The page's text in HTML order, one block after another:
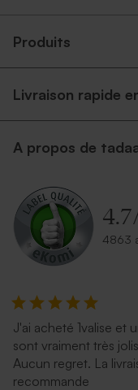
Enveloppe carrée fête
Enveloppe carrée
un rabat droit
Produits
Livraison rapide
A propos de
4.7
4863
J'ai acheté 1valise et
sont vraiment très
Aucun regret. La
recommande